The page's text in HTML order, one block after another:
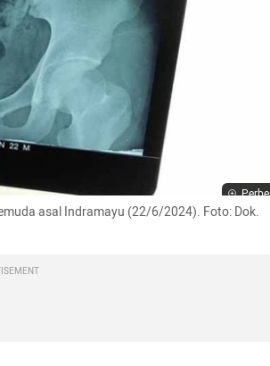
asal Indramayu (22/6/2024). Foto: Dok.